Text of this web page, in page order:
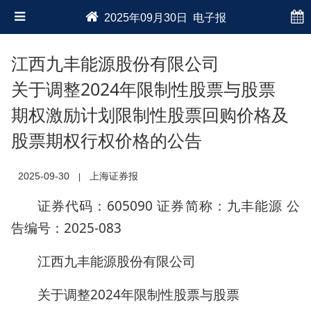
2025年09月30日 电子报
江西九丰能源股份有限公司
关于调整2024年限制性股票与股票
期权激励计划限制性股票回购价格及
股票期权行权价格的公告
2025-09-30 上海证券报
证券代码：605090 证券简称：九丰能源 公
告编号：2025-083
江西九丰能源股份有限公司
关于调整2024年限制性股票与股票